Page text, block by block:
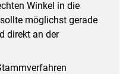
Winkel in die
möglichst gerade
direkt an der